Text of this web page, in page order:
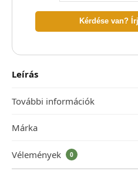
Kérdése van?
Leírás
További információk
Márka
Vélemények 0